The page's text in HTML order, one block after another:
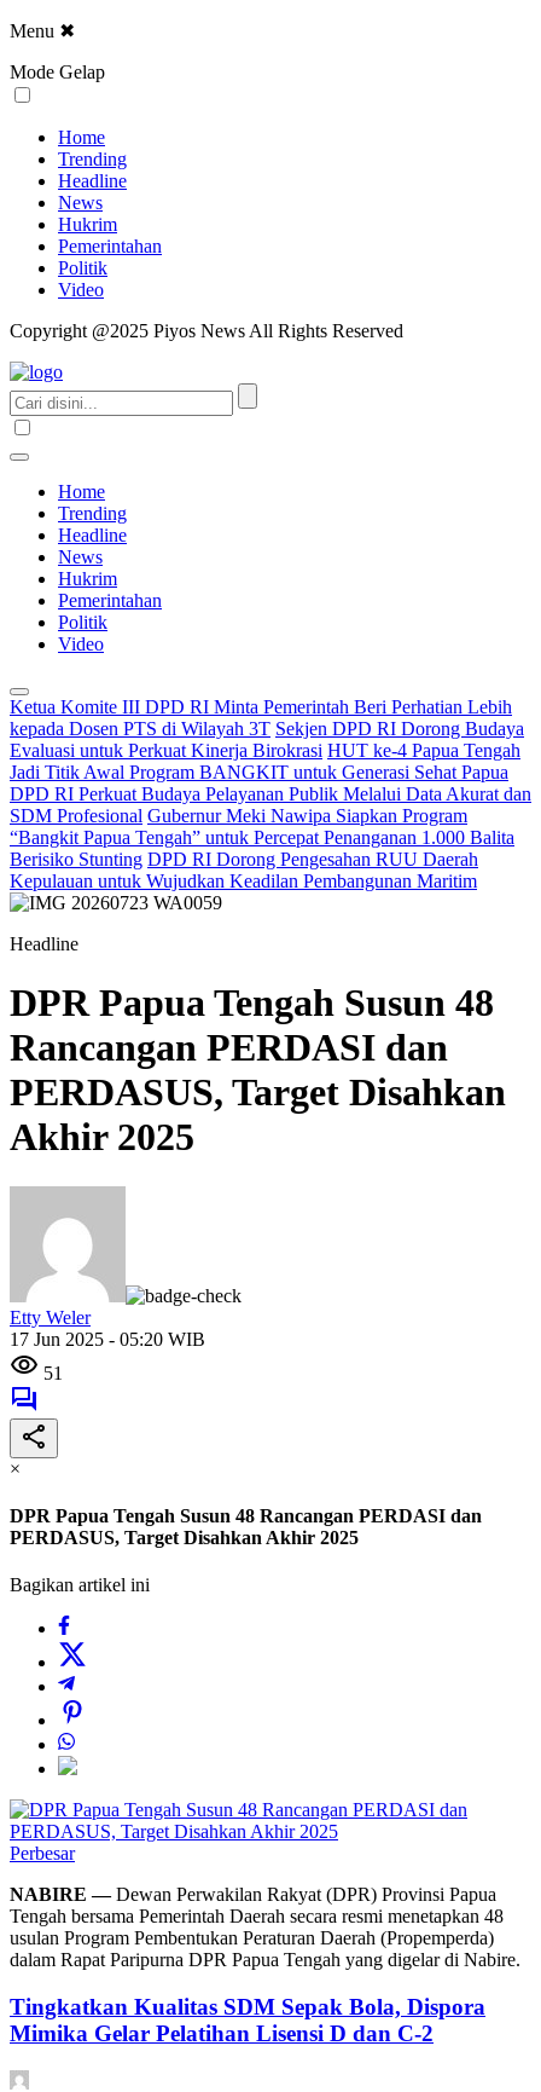
Menu ✖
Mode Gelap
Home
Trending
Headline
News
Hukrim
Pemerintahan
Politik
Video
Copyright @2025 Piyos News All Rights Reserved
Home
Trending
Headline
News
Hukrim
Pemerintahan
Politik
Video
Ketua Komite III DPD RI Minta Pemerintah Beri Perhatian Lebih
kepada Dosen PTS di Wilayah 3T Sekjen DPD RI Dorong Budaya
Evaluasi untuk Perkuat Kinerja Birokrasi HUT ke-4 Papua Tengah
Jadi Titik Awal Program BANGKIT untuk Generasi Sehat Papua
DPD RI Perkuat Budaya Pelayanan Publik Melalui Data Akurat dan
SDM Profesional Gubernur Meki Nawipa Siapkan Program
“Bangkit Papua Tengah” untuk Percepat Penanganan 1.000 Balita
Berisiko Stunting DPD RI Dorong Pengesahan RUU Daerah
Kepulauan untuk Wujudkan Keadilan Pembangunan Maritim
Headline
DPR Papua Tengah Susun 48
Rancangan PERDASI dan
PERDASUS, Target Disahkan
Akhir 2025
Etty Weler
17 Jun 2025 - 05:20 WIB
51
×
DPR Papua Tengah Susun 48 Rancangan PERDASI dan
PERDASUS, Target Disahkan Akhir 2025
Bagikan artikel ini
Perbesar
NABIRE —Dewan Perwakilan Rakyat (DPR) Provinsi Papua
Tengah bersama Pemerintah Daerah secara resmi menetapkan 48
usulan Program Pembentukan Peraturan Daerah (Propemperda)
dalam Rapat Paripurna DPR Papua Tengah yang digelar di Nabire.
Tingkatkan Kualitas SDM Sepak Bola, Dispora
Mimika Gelar Pelatihan Lisensi D dan C-2